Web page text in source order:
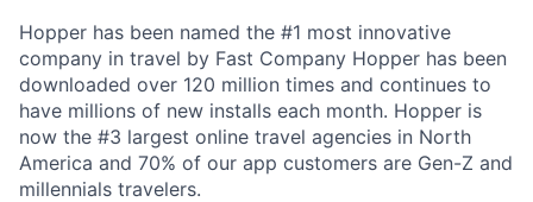
Hopper has been named the #1 most innovative
company in travel by Fast Company Hopper has been
downloaded over 120 million times and continues to
have millions of new installs each month. Hopper is
now the #3 largest online travel agencies in North
America and 70% of our app customers are Gen-Z and
millennials travelers.